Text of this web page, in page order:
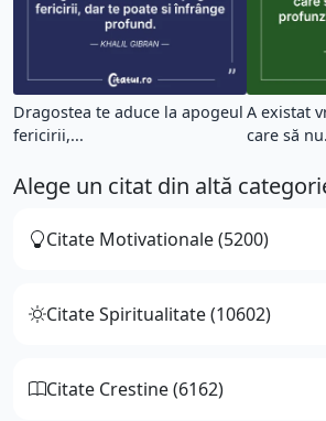
Dragostea te aduce la apogeul
fericirii,...
A existat
care să
Alege un citat din altă
Citate Motivationale (5200)
Citate Spiritualitate (10602)
Citate Crestine (6162)